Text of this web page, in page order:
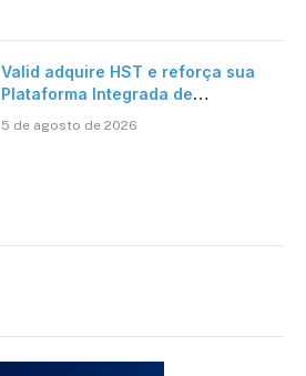
Valid adquire HST e reforça sua
Plataforma Integrada de
5 de agosto de 2026